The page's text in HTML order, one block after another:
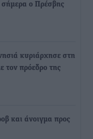
σήμερα ο Πρέσβης
κυριάρχησε στη
πρόεδρο της
και άνοιγμα προς